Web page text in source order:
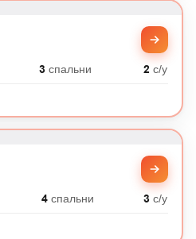
3 спальни 2 с/у
4спальни 3 с/у